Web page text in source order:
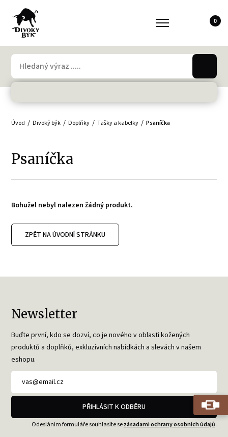
0
Úvod Divoký býk Doplňky Tašky a kabelky Psaníčka
Psaníčka
Bohužel nebyl nalezen žádný produkt.
ZPĚT NA ÚVODNÍ STRÁNKU
Newsletter
Buďte první, kdo se dozví, co je nového v oblasti kožených
produktů a doplňků, exkluzivních nabídkách a slevách v našem
eshopu.
PŘIHLÁSIT K ODBĚRU
Odesláním formuláře souhlasíte sezásadami ochrany osobních údajů.